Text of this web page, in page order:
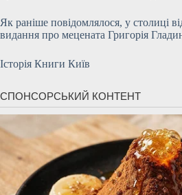
Як раніше повідомлялося, у столиці
видання про мецената Григорія
Історія Книги Київ